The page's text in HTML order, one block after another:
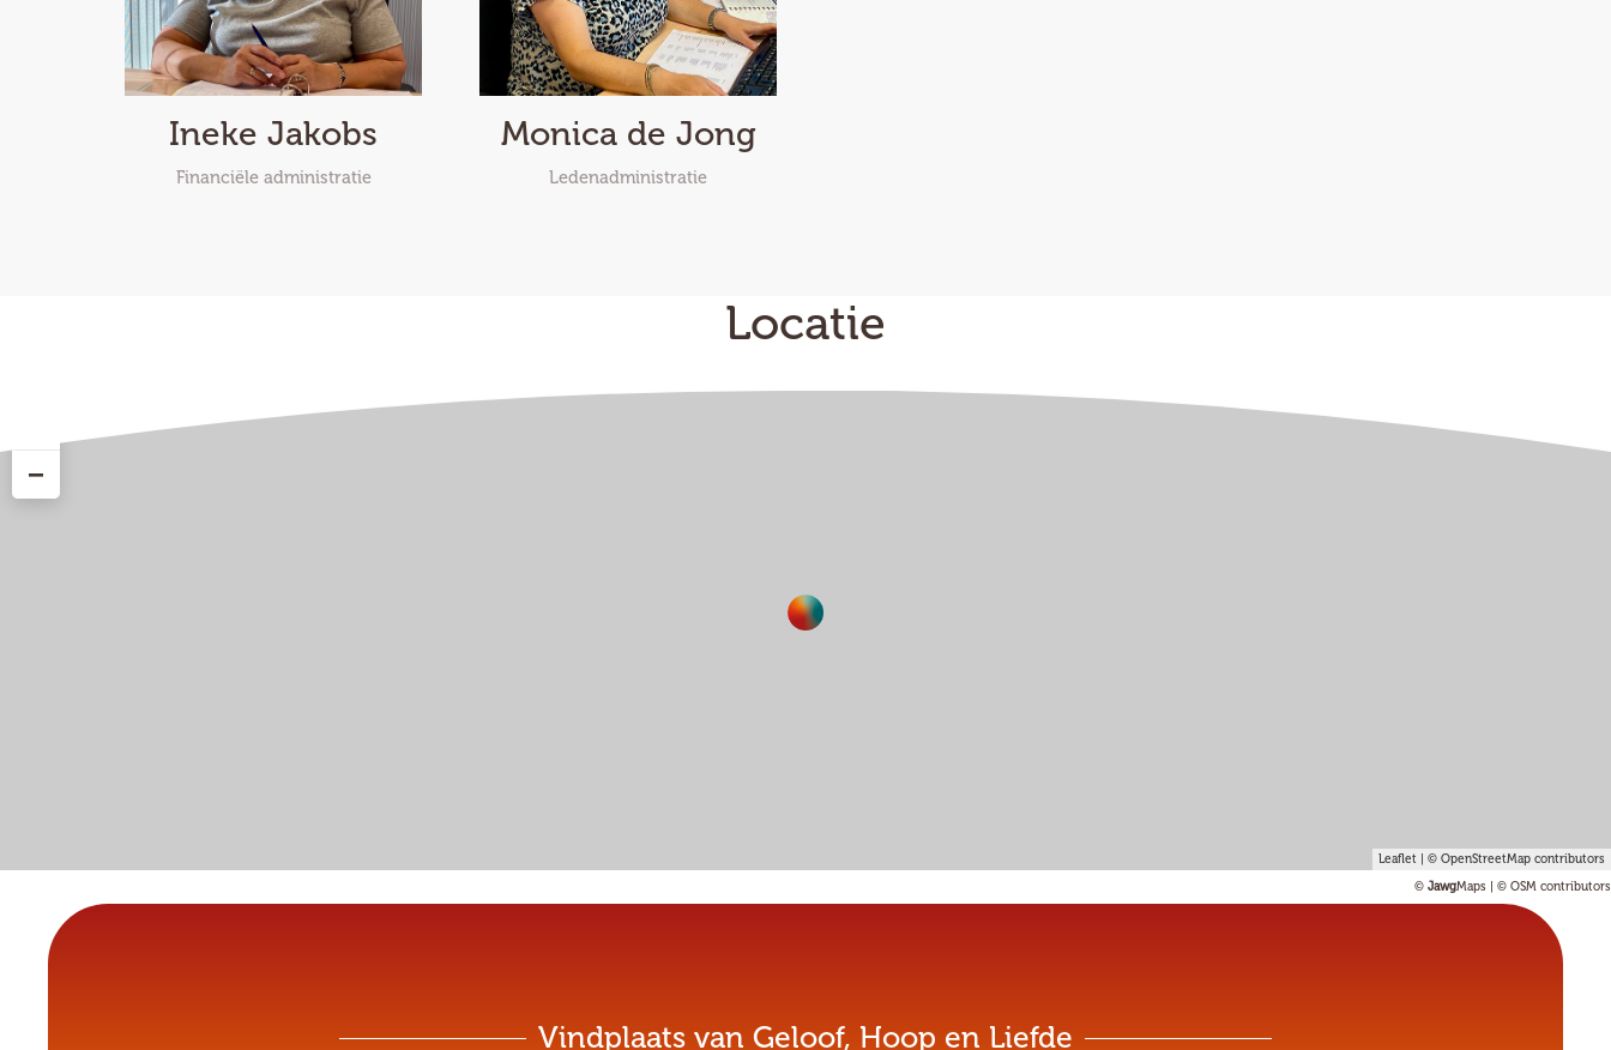
Ineke Jakobs
Financiële administratie
Monica de Jong
Ledenadministratie
Locatie
−
Leaflet | © OpenStreetMap contributors
© JawgMaps © OSM contributors
Vindplaats van Geloof, Hoop en Liefde